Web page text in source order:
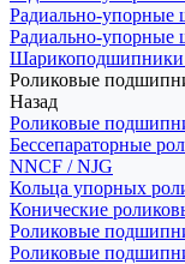
Радиально-упорные
Радиально-упорные
Шарикоподшипники
Роликовые
Назад
Роликовые
Бессепараторные
NNCF / NJG
Кольца упорных
Конические
Роликовые
Роликовые